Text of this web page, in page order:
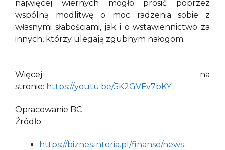
najwięcej wiernych mogło prosić poprzez
wspólną modlitwę o moc radzenia sobie z
własnymi słabościami, jak i o wstawiennictwo za
innych, którzy ulegają zgubnym nałogom.
Więcej na
stronie: https://youtu.be/5K2GVFv7bKY
Opracowanie BC
Źródło:
https://biznes.interia.pl/finanse/news-